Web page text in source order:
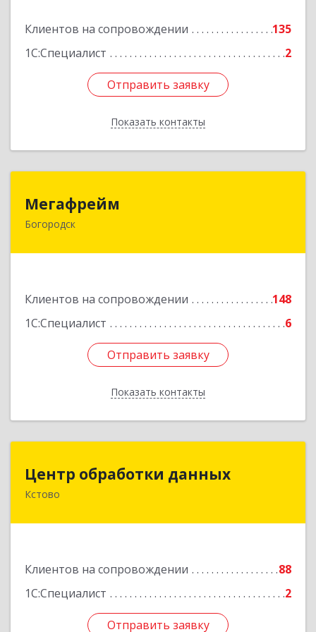
Клиентов на сопровождении
135
1С:Специалист
2
Отправить заявку
Показать контакты
Отправить заявку
Назад
Мегафрейм
Богородск
Клиентов на сопровождении
148
1С:Специалист
6
Отправить заявку
Показать контакты
607600, Нижегородская обл, Богородск г,
Отправить заявку
Назад
Центр обработки данных
Кстово
Клиентов на сопровождении
88
1С:Специалист
2
Отправить заявку
Центр обработки данных
607650, Нижегородская обл, Кстово г, Победы
Отправить заявку